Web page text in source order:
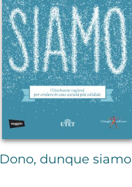
Dono, dunque siamo